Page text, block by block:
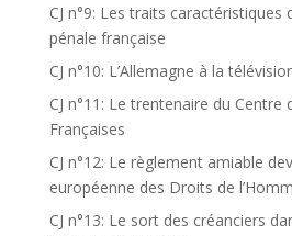
CJ n°9: Les traits caractéristiques
pénale française
CJ n°10: L’Allemagne à la
CJ n°11: Le trentenaire du Centre
Françaises
CJ n°12: Le règlement amiable
européenne des Droits de
CJ n°13: Le sort des créanciers